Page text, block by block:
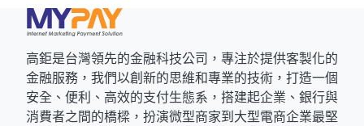
高鉅是台灣領先的金融科技公司，專注於提供客製化的
金融服務，我們以創新的思維和專業的技術，打造一個
安全、便利、高效的支付生態系，搭建起企業、銀行與
消費者之間的橋樑，扮演微型商家到大型電商企業最堅